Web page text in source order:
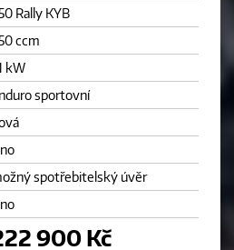
Rally KYB
ccm
kW
sportovní
spotřebitelský úvěr
900 Kč